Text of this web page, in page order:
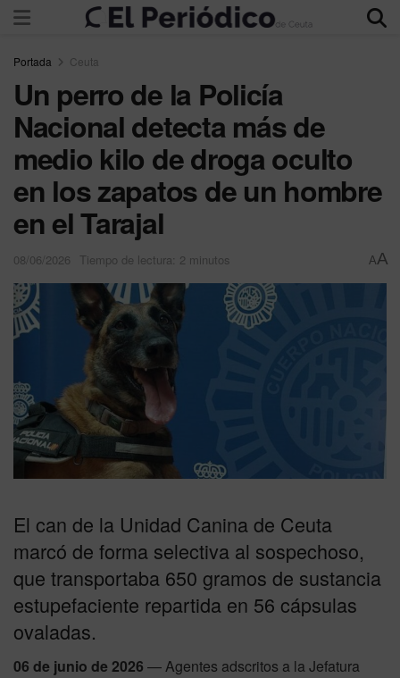
Portada Ceuta
Un perro de la Policía
Nacional detecta más de
medio kilo de droga oculto
en los zapatos de un hombre
en el Tarajal
08/06/2026 Tiempo de lectura: 2 minutos AA
El can de la Unidad Canina de Ceuta
marcó de forma selectiva al sospechoso,
que transportaba 650 gramos de sustancia
estupefaciente repartida en 56 cápsulas
ovaladas.
06 de junio de 2026 — Agentes adscritos a la Jefatura